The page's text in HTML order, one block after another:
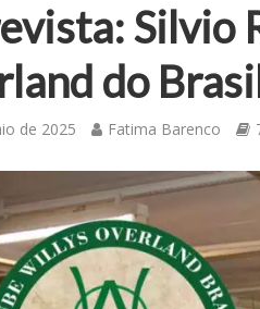
Silvio
do
de 2025 Fatima Barenco